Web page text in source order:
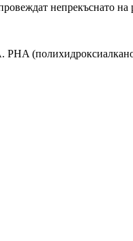
непрекъснато на
PHA